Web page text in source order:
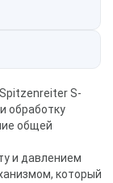
S-
обработку
общей
и давлением
который